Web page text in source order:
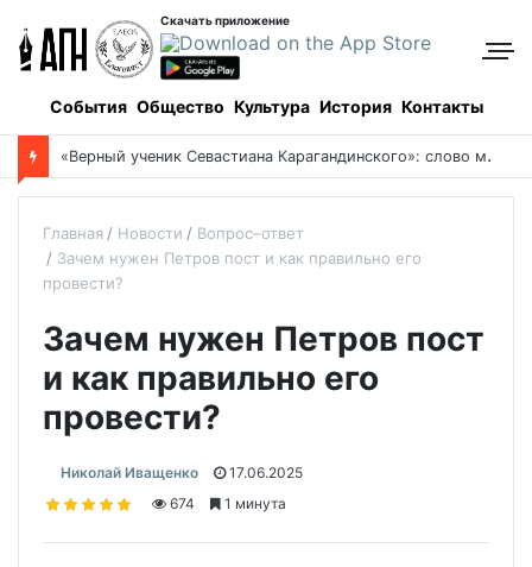
Скачать приложение
События Общество Культура История Контакты
Боровое: когда и как все начиналось, и кто все начинал
Главная Новости
Вопрос–ответ
Зачем нужен Петров пост и как правильно его
провести?
Зачем нужен Петров пост
и как правильно его
провести?
Николай Иващенко
17.06.2025
674
1 минута